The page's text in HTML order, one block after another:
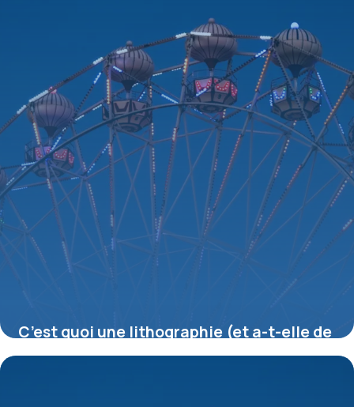
C’est quoi une lithographie (et a-t-elle de
la valeur) ?